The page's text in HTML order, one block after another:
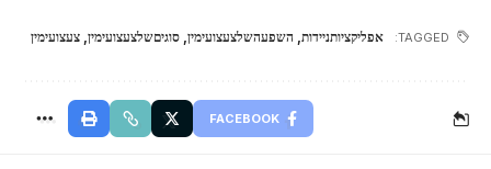
TAGGED: אפליקציותניידות, השפעהשלצעצועימין, סוגיםשלצעצועימין, צעצועימין
FACEBOOK